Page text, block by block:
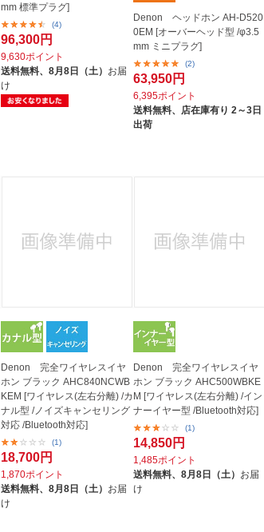
mm 標準プラグ]
(4)
96,300円
9,630ポイント
送料無料、 8月8日（土） お届
け
Denon ヘッドホン AH-D520
0EM [オーバーヘッド型 /φ3.5
mm ミニプラグ]
(2)
63,950円
6,395ポイント
送料無料、 店在庫有り 2～3日
出荷
Denon 完全ワイヤレスイヤ
ホン ブラック AHC840NCWB
KEM [ワイヤレス(左右分離) /カ
ナル型 /ノイズキャンセリング
対応 /Bluetooth対応]
(1)
18,700円
1,870ポイント
送料無料、 8月8日（土） お届
け
Denon 完全ワイヤレスイヤ
ホン ブラック AHC500WBKE
M [ワイヤレス(左右分離) /イン
ナーイヤー型 /Bluetooth対応]
(1)
14,850円
1,485ポイント
送料無料、8月8日（土） お届
け